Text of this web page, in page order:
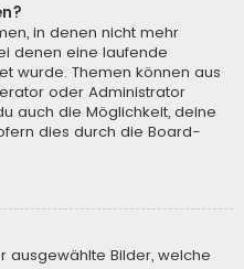
in denen nicht mehr
denen eine laufende
wurde. Themen können aus
oder Administrator
auch die Möglichkeit, deine
dies durch die Board-
ausgewählte Bilder, welche